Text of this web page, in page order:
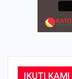
IKUTI KAMI